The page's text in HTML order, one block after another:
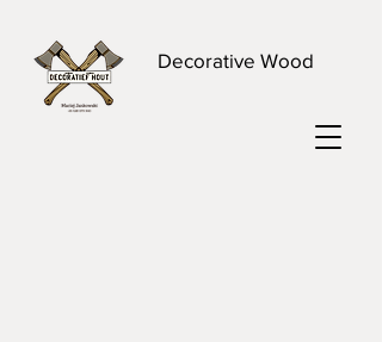
Decorative Wood